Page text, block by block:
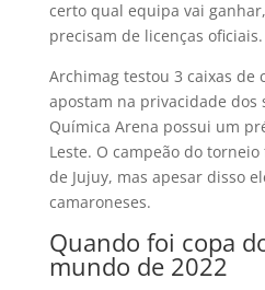
certo qual equipa vai
precisam de licenças oficiais.
Archimag testou 3 caixas de
apostam na privacidade dos
Química Arena possui um
Leste. O campeão do
de Jujuy, mas apesar disso
camaroneses.
Quando foi copa
mundo de 2022